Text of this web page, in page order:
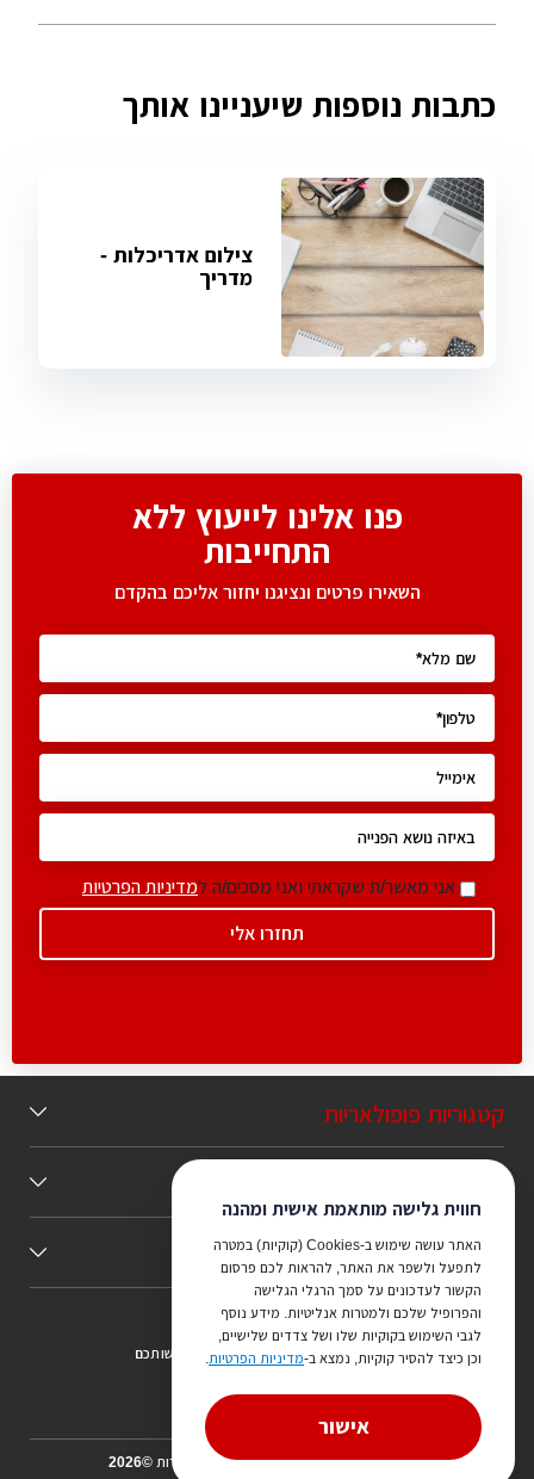
כתבות נוספות שיעניינו אותך
צילום אדריכלות -
מדריך
פנו אלינו לייעוץ ללא
התחייבות
השאירו פרטים ונציגנו יחזור אליכם בהקדם
אני מאשר/ת שקראתי ואני מסכים/ה למדיניות הפרטיות
חווית גלישה מותאמת אישית ומהנה
האתר עושה שימוש ב-Cookies (קוקיות) במטרה
לתפעל ולשפר את האתר, להראות לכם פרסום
הקשור לעדכונים על סמך הרגלי הגלישה
והפרופיל שלכם ולמטרות אנליטיות. מידע נוסף
לגבי השימוש בקוקיות שלו ושל צדדים שלישיים,
וכן כיצד להסיר קוקיות, נמצא ב-מדיניות הפרטיות.
אישור
קטגוריות פופולאריות
כללי
צריכים ייעוץ מהמקצוענים שלנו? נשמח לעמוד לרשותכם
הכל על אדריכלים ואדריכלות כל הזכויות שמורות ©2026